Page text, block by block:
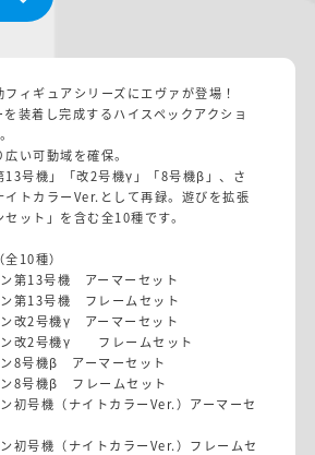
ィギュアシリーズにエヴァが登場！
装着し完成するハイスペックアクショ
い可動域を確保。
13号機」「改2号機γ」「8号機β」、さ
イトカラーVer.として再録。遊びを拡張
ット」を含む全10種です。
10種）
第13号機 アーマーセット
第13号機 フレームセット
改2号機γ アーマーセット
ン改2号機γ フレームセット
8号機β アーマーセット
8号機β フレームセット
初号機（ナイトカラーVer.）アーマーセ
初号機（ナイトカラーVer.）フレームセ